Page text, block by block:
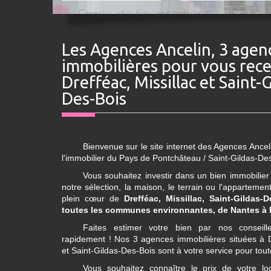
Les Agences Ancelin, 3 agences
immobilières pour vous
Drefféac, Missillac et Saint-
Des-Bois
Bienvenue sur le site internet des Agences
l'immobilier du Pays de Pontchâteau / Saint-Gildas-
Vous souhaitez investir dans un bien
notre sélection, la maison, le terrain ou
plein cœur de Drefféac, Missillac, Saint-Gildas-
toutes les communes environnantes, de Nantes à
Faites estimer votre bien par nos
rapidement ! Nos 3 agences immobilières situées à
et Saint-Gildas-Des-Bois sont à votre service pour
Vous souhaitez connaître le prix de votre